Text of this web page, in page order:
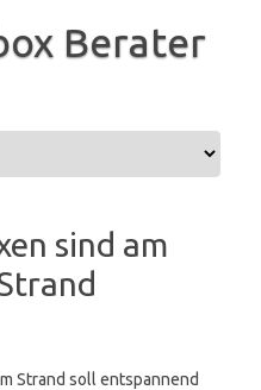
Berater
sind am
Strand soll entspannend